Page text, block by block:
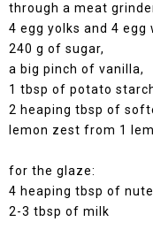
through a meat
4 egg yolks and 4 egg
240 g of sugar,
a big pinch of vanilla,
1 tbsp of potato
2 heaping tbsp of
lemon zest from 1
for the glaze:
4 heaping tbsp of
2-3 tbsp of milk